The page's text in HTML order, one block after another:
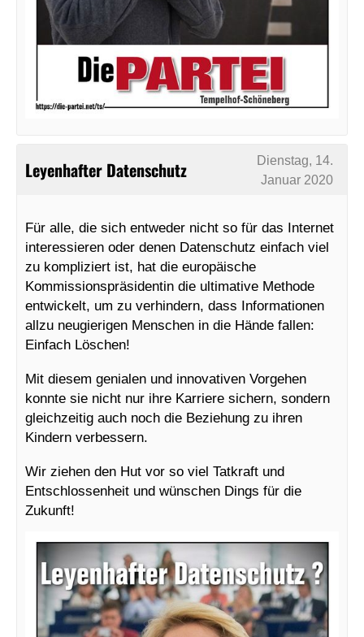
Leyenhafter Datenschutz
Dienstag, 14.
Januar 2020
Für alle, die sich entweder nicht so für das Internet
interessieren oder denen Datenschutz einfach viel
zu kompliziert ist, hat die europäische
Kommissionspräsidentin die ultimative Methode
entwickelt, um zu verhindern, dass Informationen
allzu neugierigen Menschen in die Hände fallen:
Einfach Löschen!
Mit diesem genialen und innovativen Vorgehen
konnte sie nicht nur ihre Karriere sichern, sondern
gleichzeitig auch noch die Beziehung zu ihren
Kindern verbessern.
Wir ziehen den Hut vor so viel Tatkraft und
Entschlossenheit und wünschen Dings für die
Zukunft!